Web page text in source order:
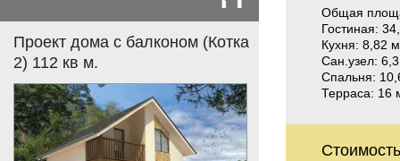
Проект дома с балконом (Котка
2) 112 кв м.
Общая
Гостиная:
Кухня: 8,82
Сан.узел:
Спальня:
Терраса: 16